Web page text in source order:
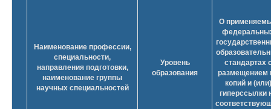
Наименование профессии,
специальности,
направления подготовки,
наименование группы
научных специальностей
Уровень
образования
О
стандартах
размещением
копий и (или)
гиперссылки